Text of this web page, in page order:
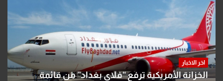
اخر الاخبار
الخزانة الأمريكية ترفع “فلاي بغداد” من قائمة